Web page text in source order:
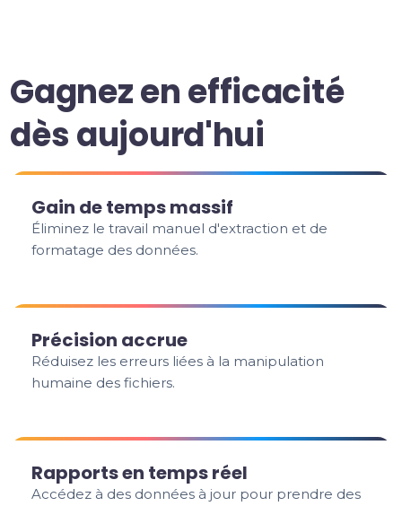
Gagnez en efficacité
dès aujourd'hui
Gain de temps massif
Éliminez le travail manuel d'extraction et de
formatage des données.
Précision accrue
Réduisez les erreurs liées à la manipulation
humaine des fichiers.
Rapports en temps réel
Accédez à des données à jour pour prendre des